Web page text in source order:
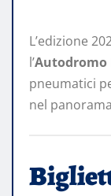
L’edizione
l’Autodromo
pneumatici
nel